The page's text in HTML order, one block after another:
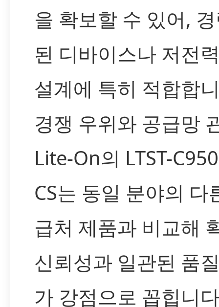
을 확보할 수 있어,
된 디바이스나 저전
설계에 특히 적합합
경쟁 우위와 공급망
Lite-On의 LTST-
CS는 동일 분야의 다
급처 제품과 비교해
신뢰성과 일관된 품
가 강점으로 꼽힙니